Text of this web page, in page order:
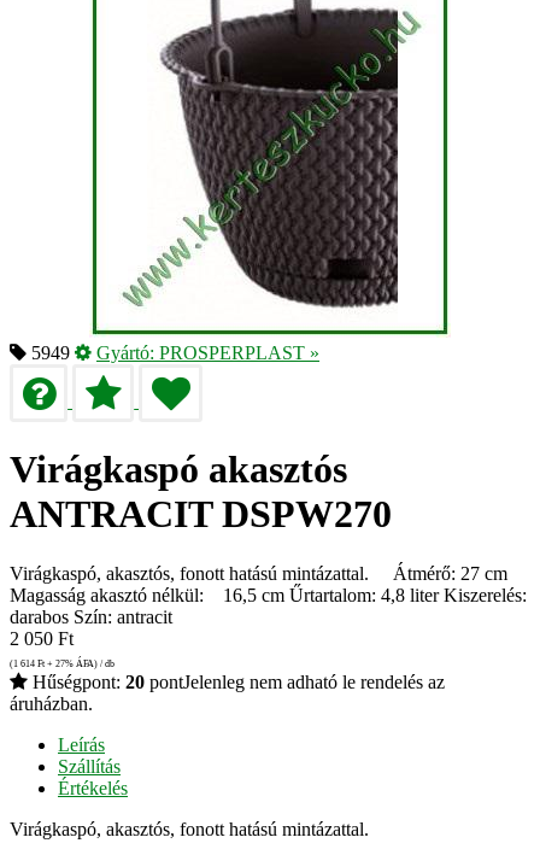
5949 Gyártó: PROSPERPLAST »
Virágkaspó akasztós
ANTRACIT DSPW270
Virágkaspó, akasztós, fonott hatású mintázattal. Átmérő: 27 cm
Magasság akasztó nélkül: 16,5 cm Űrtartalom: 4,8 liter Kiszerelés:
darabos Szín: antracit
2 050 Ft
(1 614 Ft + 27% ÁFA) / db
Hűségpont: 20 pontJelenleg nem adható le rendelés az
áruházban.
Leírás
Szállítás
Értékelés
Virágkaspó, akasztós, fonott hatású mintázattal.